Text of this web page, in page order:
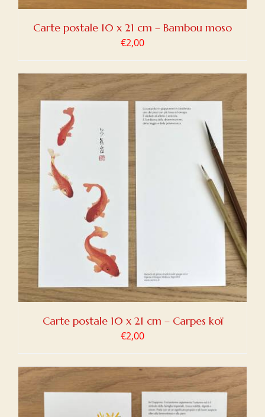
Carte postale 10 x 21 cm – Bambou moso
€2,00
Carte postale 10 x 21 cm – Carpes koï
€2,00